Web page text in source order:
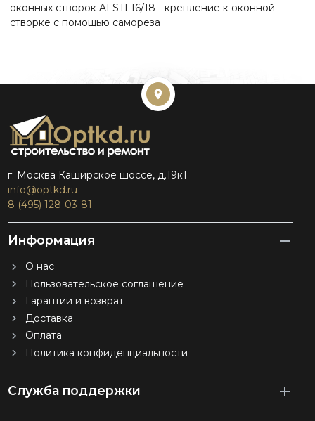
оконных створок ALSTF16/18 - крепление к оконной
створке с помощью самореза
г. Москва Каширское шоссе, д.19к1
info@optkd.ru
8 (495) 128-03-81
Информация
О нас
Пользовательское соглашение
Гарантии и возврат
Доставка
Оплата
Политика конфиденциальности
Служба поддержки